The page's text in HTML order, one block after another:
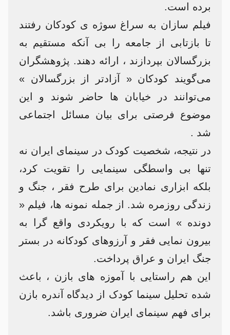
برده است.
فیلم سازان به سراغ سوژه ی کودکان رفتند
تا بازتابی از جامعه را بی آنکه مستقیم به
بزرگسالان بپردازند ، ارائه دهند. پژوهشگران
می‌گویند کودکان « آزادتر از بزرگسالان »
می‌توانند در خیابان ها حاضر شوند و این
موضوع فرصتی برای بیان مسائل اجتماعی
شد .
در نتیجه، شخصیت کودک در سینمای ایران نه
تنها بی واسطگی سینمایی را تقویت کرد،
بلکه ابزاری نمادین برای طرح فقر ، جنگ و
زندگی روزمره شد. از جمله نمونه ها، فیلم «
دونده » است که با رویکردی واقع گرا به
بیرون نمایی فقر و آرزوهای کودکانه در بستر
جنگ ایران و عراق پرداخت.
این هم راستایی با آموزه های بازن ، باعث
شده تحلیل سینما کودک از دیدگاه آندره بازن
برای فهم سینمای ایران ضروری باشد.